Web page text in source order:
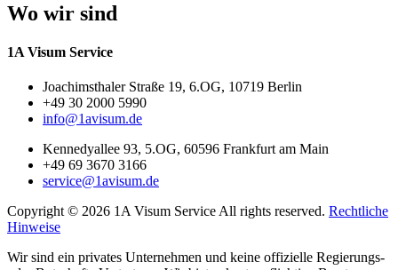
Wo wir sind
1A Visum Service
Joachimsthaler Straße 19, 6.OG, 10719 Berlin
+49 30 2000 5990
info@1avisum.de
Kennedyallee 93, 5.OG, 60596 Frankfurt am Main
+49 69 3670 3166
service@1avisum.de
Copyright © 2026 1A Visum Service All rights reserved. Rechtliche
Hinweise
Wir sind ein privates Unternehmen und keine offizielle Regierungs-